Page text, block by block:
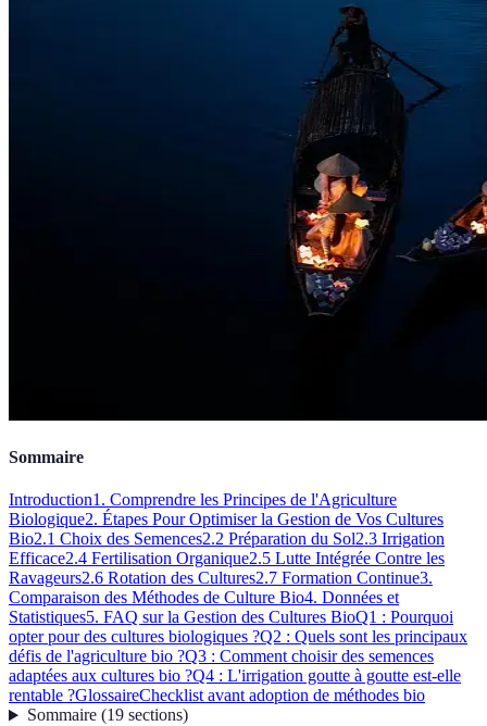
Sommaire
Introduction1. Comprendre les Principes de l'Agriculture
Biologique2. Étapes Pour Optimiser la Gestion de Vos Cultures
Bio2.1 Choix des Semences2.2 Préparation du Sol2.3 Irrigation
Efficace2.4 Fertilisation Organique2.5 Lutte Intégrée Contre les
Ravageurs2.6 Rotation des Cultures2.7 Formation Continue3.
Comparaison des Méthodes de Culture Bio4. Données et
Statistiques5. FAQ sur la Gestion des Cultures BioQ1 : Pourquoi
opter pour des cultures biologiques ?Q2 : Quels sont les principaux
défis de l'agriculture bio ?Q3 : Comment choisir des semences
adaptées aux cultures bio ?Q4 : L'irrigation goutte à goutte est-elle
rentable ?GlossaireChecklist avant adoption de méthodes bio
Sommaire(19 sections)